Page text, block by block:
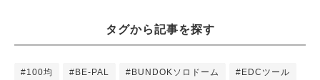
タグから記事を探す
#100均 #BE-PAL #BUNDOKソロドーム #EDCツール